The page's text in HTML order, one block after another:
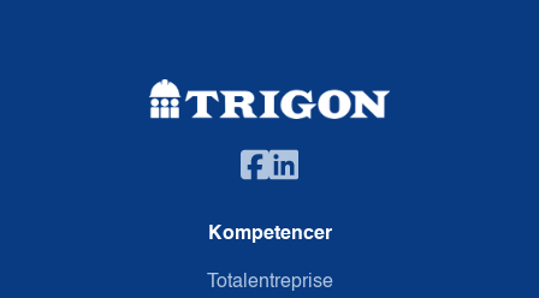
Kompetencer
Totalentreprise